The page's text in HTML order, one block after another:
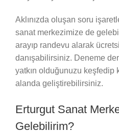
Aklınızda oluşan soru
sanat merkezimize de
arayıp randevu alarak
danışabilirsiniz. Deneme
yatkın olduğunuzu keşfedip
alanda geliştirebilirsiniz.
Erturgut Sanat
Gelebilirim?